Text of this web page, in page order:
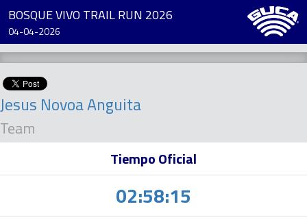
BOSQUE VIVO TRAIL RUN 2026
04-04-2026
Jesus Novoa Anguita
Team
Tiempo Oficial
02:58:15